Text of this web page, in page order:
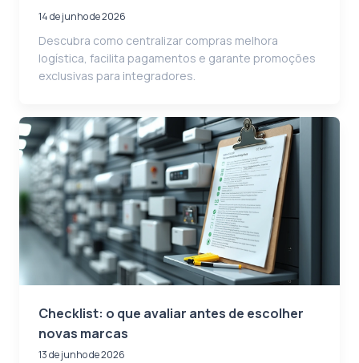
14 de junho de 2026
Descubra como centralizar compras melhora
logística, facilita pagamentos e garante promoções
exclusivas para integradores.
Checklist: o que avaliar antes de escolher
novas marcas
13 de junho de 2026